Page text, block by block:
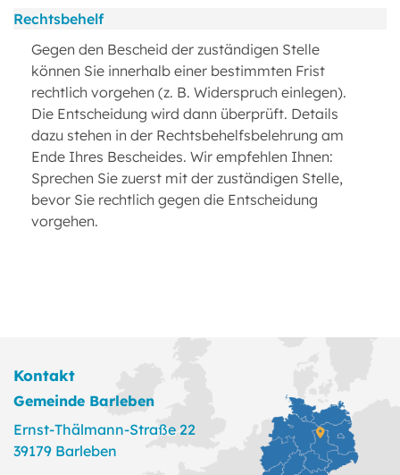
Rechtsbehelf
Gegen den Bescheid der zuständigen Stelle
können Sie innerhalb einer bestimmten Frist
rechtlich vorgehen (z. B. Widerspruch einlegen).
Die Entscheidung wird dann überprüft. Details
dazu stehen in der Rechtsbehelfsbelehrung am
Ende Ihres Bescheides. Wir empfehlen Ihnen:
Sprechen Sie zuerst mit der zuständigen Stelle,
bevor Sie rechtlich gegen die Entscheidung
vorgehen.
Kontakt
Gemeinde Barleben
Ernst-Thälmann-Straße 22
39179 Barleben